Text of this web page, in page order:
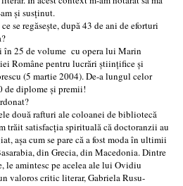
şi susţinut.
se regăseşte, după 43 de ani de eforturi
25 de volume cu opera lui Marin
Române pentru lucrări ştiinţifice şi
(5 martie 2004). De-a lungul celor
de diplome şi premii!
două rafturi ale coloanei de bibliotecă
trăit satisfacţia spirituală că doctoranzii au
aşa cum se pare că a fost moda în ultimii
din Grecia, din Macedonia. Dintre
le amintesc pe acelea ale lui Ovidiu
valoros critic literar, Gabriela Rusu-